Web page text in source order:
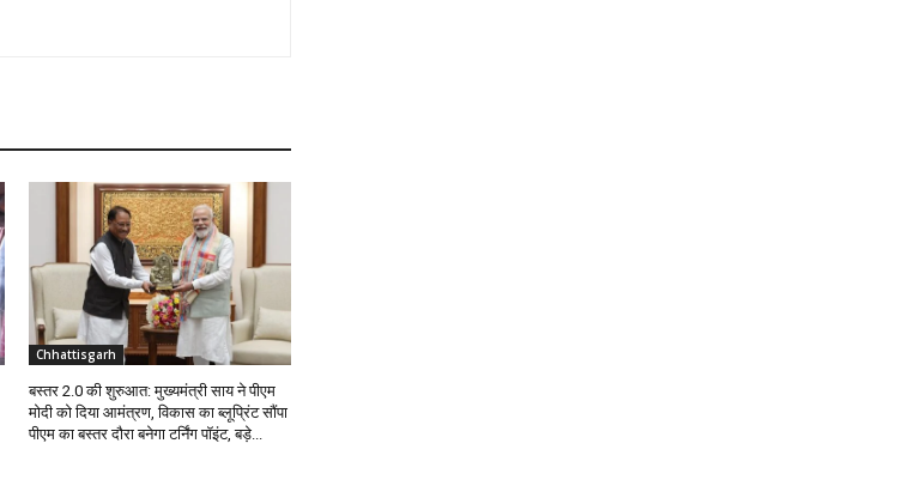
Chhattisgarh
बस्तर 2.0 की शुरुआत: मुख्यमंत्री साय ने पीएम
मोदी को दिया आमंत्रण, विकास का ब्लूप्रिंट सौंपा
पीएम का बस्तर दौरा बनेगा टर्निंग पॉइंट, बड़े...